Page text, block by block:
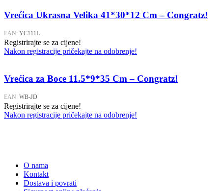
Vrećica Ukrasna Velika 41*30*12 Cm – Congratz!
EAN: YC111L
Registrirajte se za cijene!
Nakon registracije pričekajte na odobrenje!
Vrećica za Boce 11.5*9*35 Cm – Congratz!
EAN: WB-JD
Registrirajte se za cijene!
Nakon registracije pričekajte na odobrenje!
O nama
Kontakt
Dostava i povrati